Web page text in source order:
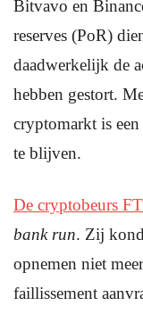
Bitvavo en
reserves (PoR)
daadwerkelijk de
hebben gestort.
cryptomarkt is
te blijven.
De cryptobeurs
bank run. Zij
opnemen niet
faillissement